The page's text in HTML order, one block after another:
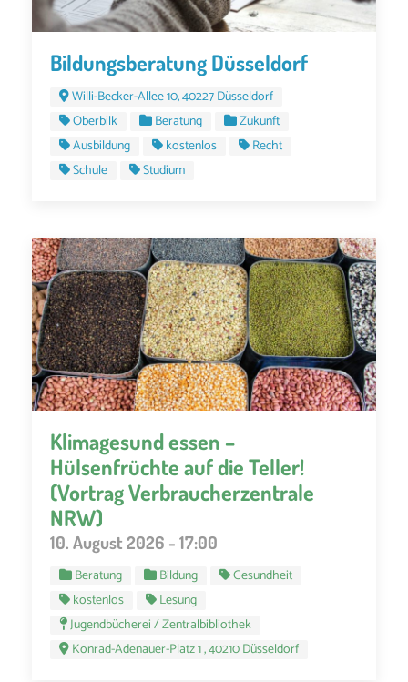
Bildungsberatung Düsseldorf
Willi-Becker-Allee 10, 40227 Düsseldorf
Oberbilk
Beratung
Zukunft
Ausbildung
kostenlos
Recht
Schule
Studium
Klimagesund essen –
Hülsenfrüchte auf die Teller!
(Vortrag Verbraucherzentrale
NRW)
10. August 2026 - 17:00
Beratung Bildung
Gesundheit
kostenlos
Lesung
Jugendbücherei / Zentralbibliothek
Konrad-Adenauer-Platz 1 , 40210 Düsseldorf